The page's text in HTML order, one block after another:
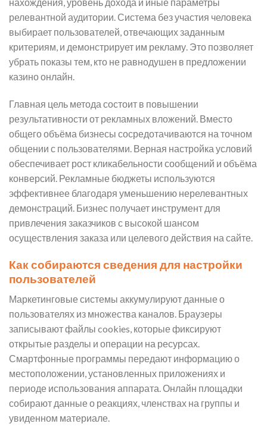
релевантной аудитории. Система без участия человека
выбирает пользователей, отвечающих заданным
критериям, и демонстрирует им рекламу. Это позволяет
убрать показы тем, кто не равнодушен в предложении
казино онлайн.
Главная цель метода состоит в повышении
результативности от рекламных вложений. Вместо
общего объёма бизнесы сосредотачиваются на точном
общении с пользователями. Верная настройка условий
обеспечивает рост кликабельности сообщений и объёма
конверсий. Рекламные бюджеты используются
эффективнее благодаря уменьшению нерелевантных
демонстраций. Бизнес получает инструмент для
привлечения заказчиков с высокой шансом
осуществления заказа или целевого действия на сайте.
Как собираются сведения для настройки
пользователей
Маркетинговые системы аккумулируют данные о
пользователях из множества каналов. Браузеры
записывают файлы cookies, которые фиксируют
открытые разделы и операции на ресурсах.
Смартфонные программы передают информацию о
местоположении, установленных приложениях и
периоде использования аппарата. Онлайн площадки
собирают данные о реакциях, членствах на группы и
увиденном материале.